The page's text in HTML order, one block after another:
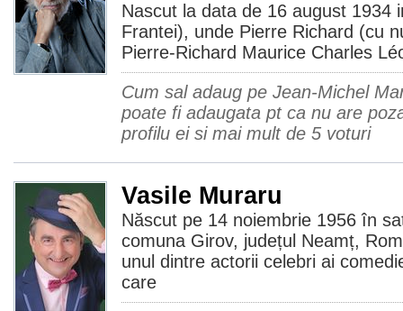
Nascut la data de 16 august 1934
Frantei), unde Pierre Richard (cu
Pierre-Richard Maurice Charles
Cum sal adaug pe Jean-Michel
poate fi adaugata pt ca nu are
profilu ei si mai mult de 5 voturi
Vasile Muraru
Născut pe 14 noiembrie 1956 în
comuna Girov, județul Neamț,
unul dintre actorii celebri ai
care